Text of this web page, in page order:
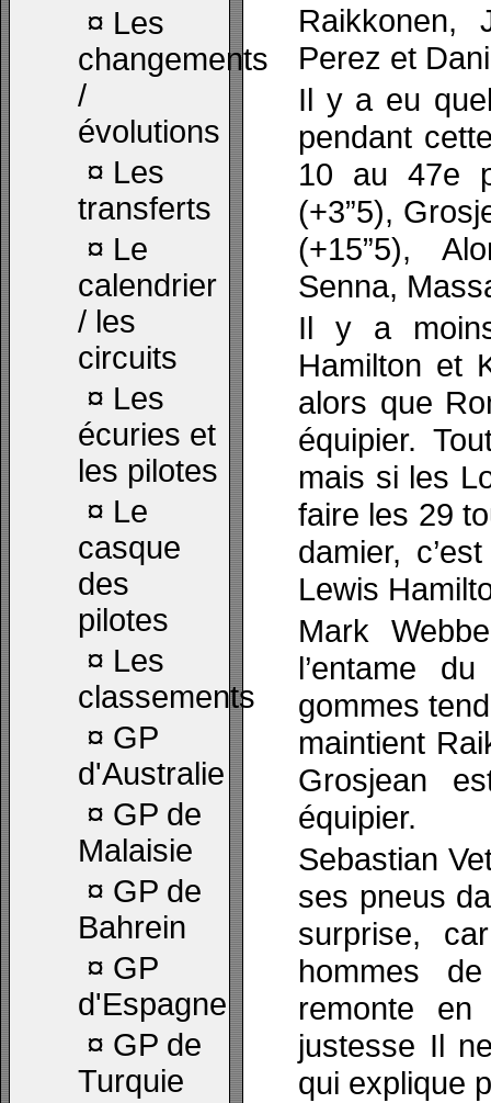
¤ Les
changements
/
évolutions
¤ Les
transferts
¤ Le
calendrier
/ les
circuits
¤ Les
écuries et
les pilotes
¤ Le
casque
des
pilotes
¤ Les
classements
¤ GP
d'Australie
¤ GP de
Malaisie
¤ GP de
Bahrein
¤ GP
d'Espagne
¤ GP de
Turquie
Raikkonen,
Perez et
Il y a eu
pendant
10 au 47e
(+3”5),
(+15”5),
Senna,
Il y a
Hamilton et
alors que
équipier.
mais si les
faire les 29
damier,
Lewis
Mark
l’entame
gommes
maintient
Grosjean
équipier.
Sebastian
ses pneus
surprise,
hommes
remonte
justesse Il
qui explique